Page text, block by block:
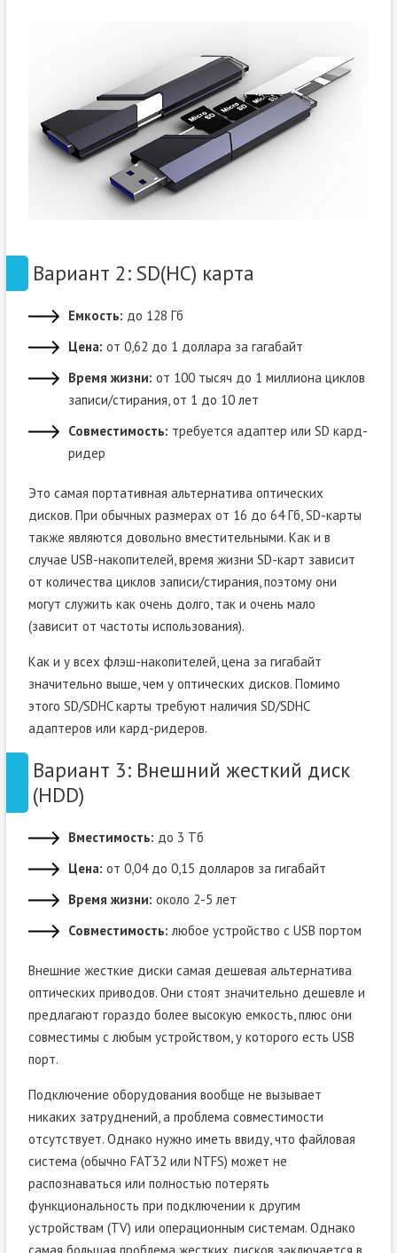
Вариант 2: SD(HC) карта
Емкость: до 128 Гб
Цена: от 0,62 до 1 доллара за гагабайт
Время жизни: от 100 тысяч до 1 миллиона циклов
записи/стирания, от 1 до 10 лет
Совместимость: требуется адаптер или SD кард-
ридер
Это самая портативная альтернатива оптических
дисков. При обычных размерах от 16 до 64 Гб, SD-карты
также являются довольно вместительными. Как и в
случае USB-накопителей, время жизни SD-карт зависит
от количества циклов записи/стирания, поэтому они
могут служить как очень долго, так и очень мало
(зависит от частоты использования).
Как и у всех флэш-накопителей, цена за гигабайт
значительно выше, чем у оптических дисков. Помимо
этого SD/SDHC карты требуют наличия SD/SDHC
адаптеров или кард-ридеров.
Вариант 3: Внешний жесткий диск
(HDD)
Вместимость: до 3 Тб
Цена: от 0,04 до 0,15 долларов за гигабайт
Время жизни: около 2-5 лет
Совместимость: любое устройство с USB портом
Внешние жесткие диски самая дешевая альтернатива
оптических приводов. Они стоят значительно дешевле и
предлагают гораздо более высокую емкость, плюс они
совместимы с любым устройством, у которого есть USB
порт.
Подключение оборудования вообще не вызывает
никаких затруднений, а проблема совместимости
отсутствует. Однако нужно иметь ввиду, что файловая
система (обычно FAT32 или NTFS) может не
распознаваться или полностью потерять
функциональность при подключении к другим
устройствам (TV) или операционным системам. Однако